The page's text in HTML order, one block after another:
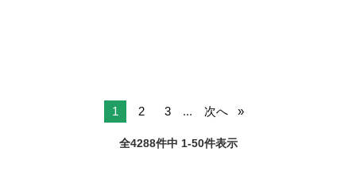
1 2 3 ... 次へ
全4288件中 1-50件表示